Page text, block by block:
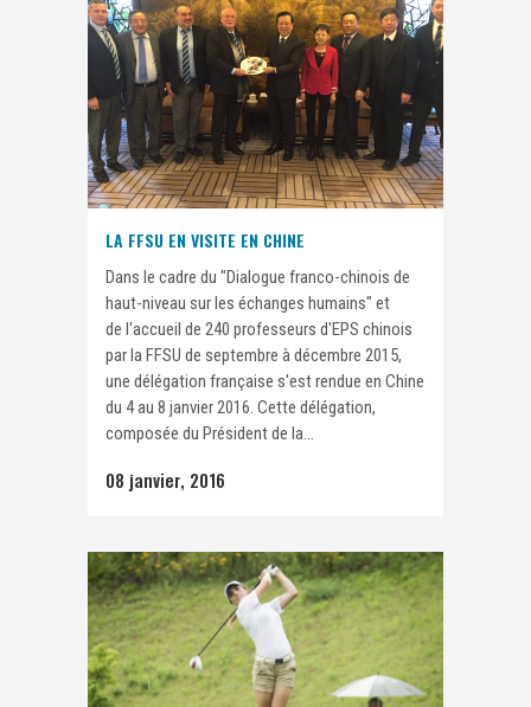
LA FFSU EN VISITE EN CHINE
Dans le cadre du "Dialogue franco-chinois de
haut-niveau sur les échanges humains" et
de l'accueil de 240 professeurs d'EPS chinois
par la FFSU de septembre à décembre 2015,
une délégation française s'est rendue en Chine
du 4 au 8 janvier 2016. Cette délégation,
composée du Président de la...
08 janvier, 2016